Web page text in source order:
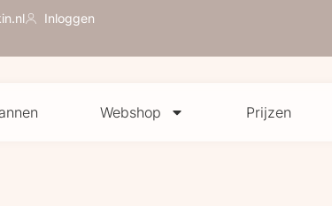
Inloggen
Webshop Prijzen